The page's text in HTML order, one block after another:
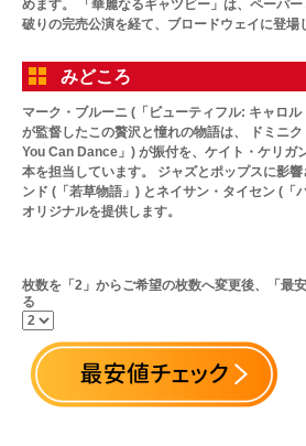
めます。 「華麗なるギャツビー」は、ペーパ
破りの完売公演を経て、ブロードウェイに登場
みどころ
マーク・ブルーニ (「ビューティフル: キャロ
が監督したこの贅沢と憧れの物語は、 ドミニ
You Can Dance」) が振付を、ケイト・ケリガ
本を担当しています。 ジャズとポップスに影
ンド (「若草物語」) とネイサン・タイセン (「
オリジナルを提供します。
枚数を「2」からご希望の枚数へ変更後、「最
る